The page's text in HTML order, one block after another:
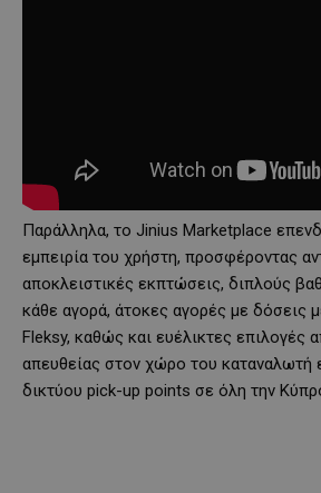
Παράλληλα, το Jinius Marketplace
εμπειρία του χρήστη, προσφέροντας
αποκλειστικές εκπτώσεις, διπλούς
κάθε αγορά, άτοκες αγορές με δόσεις
Fleksy, καθώς και ευέλικτες επιλογές
απευθείας στον χώρο του καταναλωτή
δικτύου pick-up points σε όλη την